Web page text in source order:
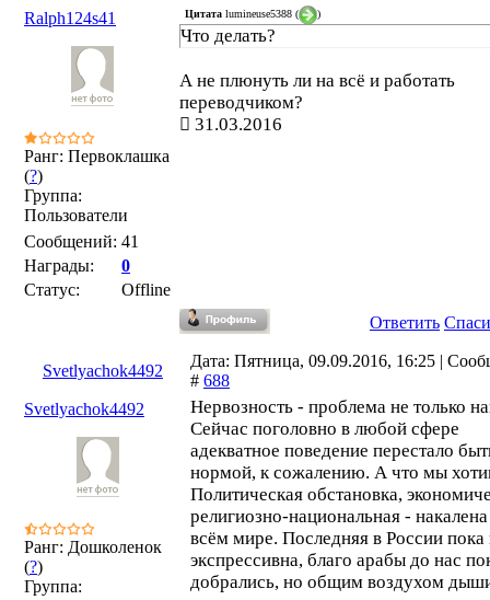
Ralph124s41
Ранг: Первоклашка
(?)
Группа:
Пользователи
Сообщений: 41
Награды:
0
Статус:
Offline
Цитата lumineuse5388 ( )
Что делать?
А не плюнуть ли на всё и работать
переводчиком?
31.03.2016
Ответить
Svetlyachok4492
Дата: Пятница, 09.09.2016, 16:25 |
# 688
Svetlyachok4492
Ранг: Дошколенок
(?)
Группа:
Нервозность - проблема не только
Сейчас поголовно в любой сфере
адекватное поведение перестало
нормой, к сожалению. А что мы
Политическая обстановка,
религиозно-национальная -
всём мире. Последняя в России пока
экспрессивна, благо арабы до нас
добрались, но общим воздухом